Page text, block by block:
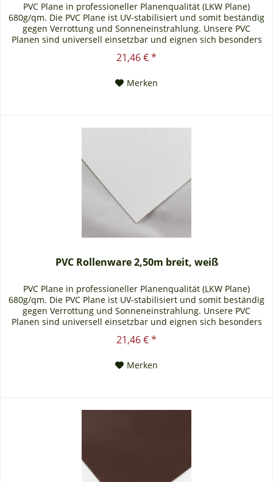
PVC Plane in professioneller Planenqualität (LKW Plane)
680g/qm. Die PVC Plane ist UV-stabilisiert und somit beständig
gegen Verrottung und Sonneneinstrahlung. Unsere PVC
Planen sind universell einsetzbar und eignen sich besonders
als Carportplane, Balkonabtrennung, Abdeckplane für
Brennholz, Sandkastenabdeckung oder für Ihren Anhänger.
21,46 € *
Merken
PVC Rollenware 2,50m breit, weiß
PVC Plane in professioneller Planenqualität (LKW Plane)
680g/qm. Die PVC Plane ist UV-stabilisiert und somit beständig
gegen Verrottung und Sonneneinstrahlung. Unsere PVC
Planen sind universell einsetzbar und eignen sich besonders
als Carportplane, Balkonabtrennung, Abdeckplane für
Brennholz, Sandkastenabdeckung oder für Ihren Anhänger.
21,46 € *
Merken